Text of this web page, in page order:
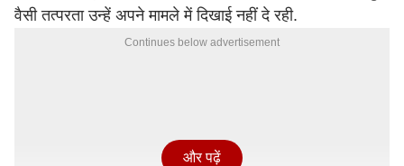
वैसी तत्परता उन्हें अपने मामले में दिखाई नहीं दे रही.
Continues below advertisement
और पढ़ें